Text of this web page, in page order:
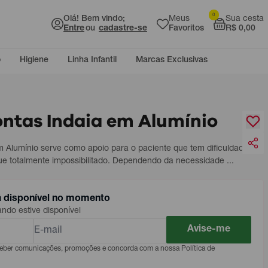
Olá! Bem vindo;
Entreou cadastre-se
Meus
Favoritos
Sua cesta
R$ 0,00
0
Higiene Linha Infantil Marcas Exclusivas
Indaia em Alumínio
Alumínio serve como apoio para o paciente que tem dificuldade de
totalmente impossibilitado. Dependendo da necessidade ...
disponível no momento
estive disponível
Avise-me
comunicações, promoções e concorda com a nossa Política de